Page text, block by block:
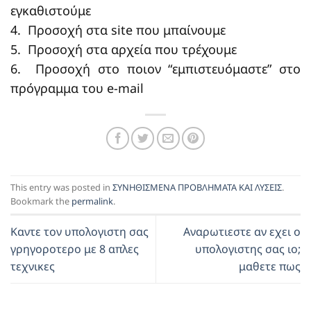
εγκαθιστούμε
4. Προσοχή στα site που μπαίνουμε
5. Προσοχή στα αρχεία που τρέχουμε
6. Προσοχή στο ποιον “εμπιστευόμαστε” στο
πρόγραμμα του e-mail
This entry was posted in ΣΥΝΗΘΙΣΜΕΝΑ ΠΡΟΒΛΗΜΑΤΑ ΚΑΙ ΛΥΣΕΙΣ.
Bookmark the permalink.
Καντε τον υπολογιστη σας
γρηγοροτερο με 8 απλες
τεχνικες
Αναρωτιεστε αν εχει ο
υπολογιστης σας ιο;
μαθετε πως